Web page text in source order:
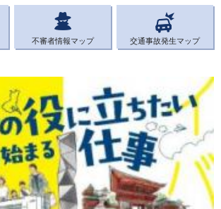
不審者情報マップ 交通事故発生マップ